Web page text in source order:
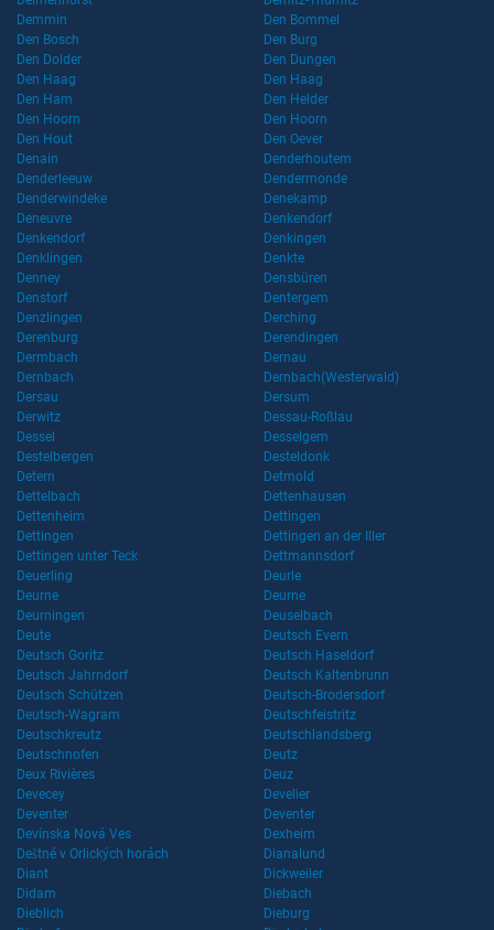
Demmin
Den Bommel
Den Bosch
Den Burg
Den Dolder
Den Dungen
Den Haag
Den Haag
Den Ham
Den Helder
Den Hoorn
Den Hoorn
Den Hout
Den Oever
Denain
Denderhoutem
Denderleeuw
Dendermonde
Denderwindeke
Denekamp
Deneuvre
Denkendorf
Denkendorf
Denkingen
Denklingen
Denkte
Denney
Densbüren
Denstorf
Dentergem
Denzlingen
Derching
Derenburg
Derendingen
Dermbach
Dernau
Dernbach
Dernbach(Westerwald)
Dersau
Dersum
Derwitz
Dessau-Roßlau
Dessel
Desselgem
Destelbergen
Desteldonk
Detern
Detmold
Dettelbach
Dettenhausen
Dettenheim
Dettingen
Dettingen
Dettingen an der Iller
Dettingen unter Teck
Dettmannsdorf
Deuerling
Deurle
Deurne
Deurne
Deurningen
Deuselbach
Deute
Deutsch Evern
Deutsch Goritz
Deutsch Haseldorf
Deutsch Jahrndorf
Deutsch Kaltenbrunn
Deutsch Schützen
Deutsch-Brodersdorf
Deutsch-Wagram
Deutschfeistritz
Deutschkreutz
Deutschlandsberg
Deutschnofen
Deutz
Deux Rivières
Deuz
Devecey
Develier
Deventer
Deventer
Devínska Nová Ves
Dexheim
Deštné v Orlických horách
Dianalund
Diant
Dickweiler
Didam
Diebach
Dieblich
Dieburg